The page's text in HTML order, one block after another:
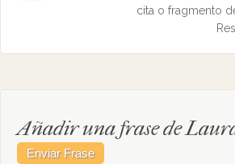
cita o fragmento
Añadir una frase de